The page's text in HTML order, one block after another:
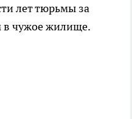
лет тюрьмы за
в чужое жилище.